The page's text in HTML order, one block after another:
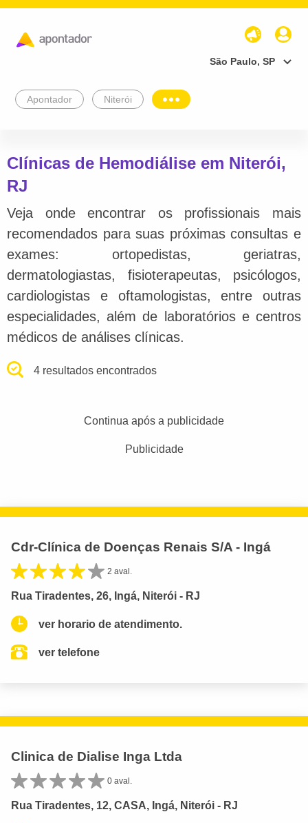
São Paulo, SP
Apontador Niterói
Clínicas de Hemodiálise em Niterói,
RJ
Veja onde encontrar os profissionais mais
recomendados para suas próximas consultas e
exames: ortopedistas, geriatras,
dermatologiastas, fisioterapeutas, psicólogos,
cardiologistas e oftamologistas, entre outras
especialidades, além de laboratórios e centros
médicos de análises clínicas.
4 resultados encontrados
Continua após a publicidade
Publicidade
Cdr-Clínica de Doenças Renais S/A - Ingá
2 aval.
Rua Tiradentes, 26, Ingá, Niterói - RJ
ver horario de atendimento.
ver telefone
Clinica de Dialise Inga Ltda
0 aval.
Rua Tiradentes, 12, CASA, Ingá, Niterói - RJ